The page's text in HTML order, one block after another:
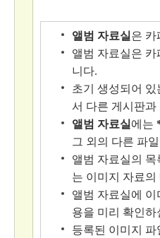
앨범 자료실 은 카
앨범 자료실은
니다.
초기 생성되어 있
서 다른 게시판과
앨범 자료실 에는
그 외의 다른 파
앨범 자료실의
는 이미지 자료
앨범 자료실에 이
용을 미리 확인하
등록된 이미지 파